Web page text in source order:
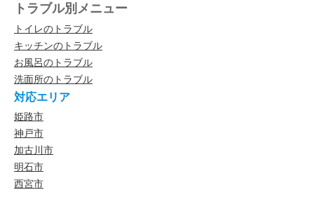
トラブル別メニュー
トイレのトラブル
キッチンのトラブル
お風呂のトラブル
洗面所のトラブル
対応エリア
姫路市
神戸市
加古川市
明石市
西宮市